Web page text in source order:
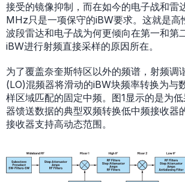
接受的镜像抑制，而在如今的电子战和雷
MHz只是一项保守的iBW要求。这就是高
波段雷达和电子战为何更倾向在第一和第
iBW进行射频直接采样的原因所在。
为了覆盖奈奎斯特区以外的频谱，射频调
(LO)混频器将滑动的iBW块频率转换为与
样区域匹配的固定中频。图1显示的是为
器馈送数据的典型双频转换低中频接收器
接收器支持高动态范围。